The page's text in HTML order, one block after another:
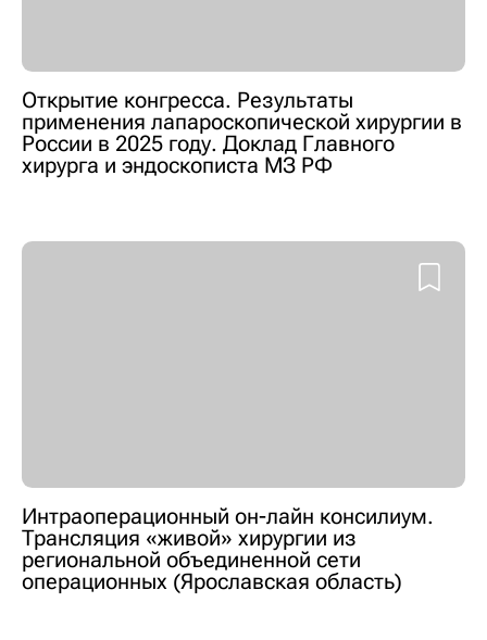
Открытие конгресса. Результаты
применения лапароскопической хирургии в
России в 2025 году. Доклад Главного
хирурга и эндоскописта МЗ РФ
Интраоперационный он-лайн консилиум.
Трансляция «живой» хирургии из
региональной объединенной сети
операционных (Ярославская область)